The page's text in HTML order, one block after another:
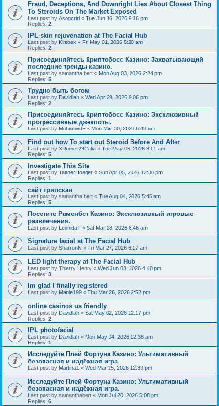
Fraud, Deceptions, And Downright Lies About Closest Thing
To Steroids On The Market Exposed
Last post by Asogcrirl « Tue Jun 16, 2026 9:16 pm
Replies: 2
IPL skin rejuvenation at The Facial Hub
Last post by Kimbex « Fri May 01, 2026 5:20 am
Replies: 2
Присоединяйтесь Криптобосс Казино: Захватывающий
последние тренды казино.
Last post by samantha bert « Mon Aug 03, 2026 2:24 pm
Replies: 5
Трудно быть богом
Last post by Davidlah « Wed Apr 29, 2026 9:06 pm
Replies: 2
Присоединяйтесь Криптобосс Казино: Эксклюзивный
прогрессивные джекпоты.
Last post by MohamedF « Mon Mar 30, 2026 8:48 am
Find out how To start out Steroid Before And After
Last post by XRumer23Calia « Tue May 05, 2026 8:01 am
Replies: 5
Investigate This Site
Last post by TannerHoeger « Sun Apr 05, 2026 12:30 pm
Replies: 1
сайт трипскан
Last post by samantha bert « Tue Aug 04, 2026 5:45 am
Replies: 5
Посетите Раменбет Казино: Эксклюзивный игровые
развлечения.
Last post by LeonidaT « Sat Mar 28, 2026 6:46 am
Signature facial at The Facial Hub
Last post by SharronN « Fri Mar 27, 2026 6:17 am
LED light therapy at The Facial Hub
Last post by Thierry Henry « Wed Jun 03, 2026 4:40 pm
Replies: 3
Im glad I finally registered
Last post by Manie199 « Thu Mar 26, 2026 2:52 pm
online casinos us friendly
Last post by Davidlah « Sat May 02, 2026 12:17 pm
Replies: 2
IPL photofacial
Last post by Davidlah « Mon May 04, 2026 12:38 am
Replies: 1
Исследуйте Плей Фортуна Казино: Ультимативный
безопасная и надёжная игра.
Last post by Martina1 « Wed Mar 25, 2026 12:39 pm
Исследуйте Плей Фортуна Казино: Ультимативный
безопасная и надёжная игра.
Last post by samanthabert « Mon Jul 20, 2026 5:08 pm
Replies: 6